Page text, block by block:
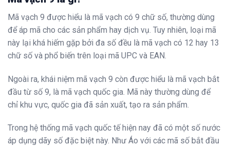
Mã vạch 9 được hiểu là mã vạch có 9 chữ số, thường dùng
để áp mã cho các sản phẩm hay dịch vụ. Tuy nhiên, loại mã
này lại khá hiếm gặp bởi đa số đều là mã vạch có 12 hay 13
chữ số và phổ biến trên loại mã UPC và EAN.
Ngoài ra, khái niệm mã vạch 9 còn được hiểu là mã vạch bắt
đầu từ số 9, là mã vạch quốc gia. Mã này thường dùng để
chỉ khu vực, quốc gia đã sản xuất, tạo ra sản phẩm.
Trong hệ thống mã vạch quốc tế hiện nay đã có một số nước
áp dụng dãy số đặc biệt này. Như Áo với các mã số bắt đầu